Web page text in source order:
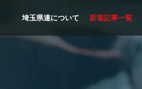
埼玉県連について 新着記事一覧